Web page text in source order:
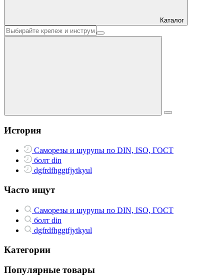
Каталог
История
Саморезы и шурупы по DIN, ISO, ГОСТ
болт din
dgfrdfhggtfjytkyul
Часто ищут
Саморезы и шурупы по DIN, ISO, ГОСТ
болт din
dgfrdfhggtfjytkyul
Категории
Популярные товары